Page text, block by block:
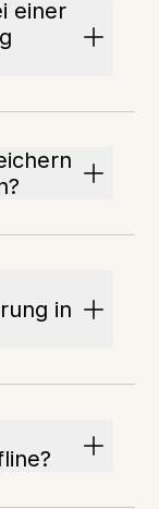
einer
in